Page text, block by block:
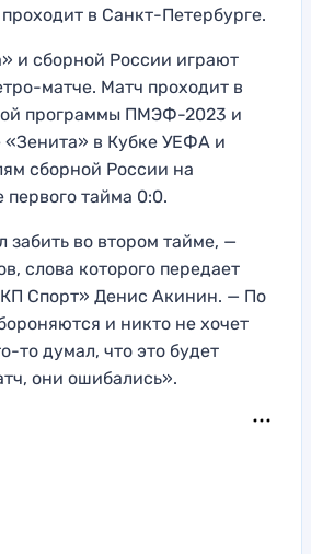
в Санкт-Петербурге.
и сборной России играют
матче. Матч проходит в
программы ПМЭФ-2023 и
«Зенита» в Кубке УЕФА и
сборной России на
тайма 0:0.
забить во втором тайме, —
слова которого передает
Спорт» Денис Акинин. — По
и никто не хочет
то думал, что это будет
они ошибались».